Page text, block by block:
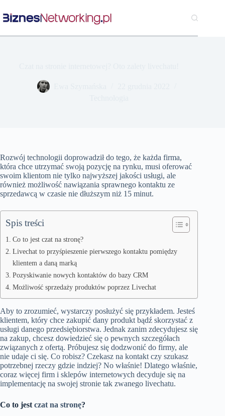
do
treści
Rozwój technologii doprowadził do tego, że każda firma,
która chce utrzymać swoją pozycję na rynku, musi oferować
swoim klientom nie tylko najwyższej jakości usługi, ale
również możliwość nawiązania sprawnego kontaktu ze
sprzedawcą w czasie nie dłuższym niż 15 minut.
Spis treści
Co to jest czat na stronę?
Livechat to przyśpieszenie pierwszego kontaktu pomiędzy
klientem a daną marką
Pozyskiwanie nowych kontaktów do bazy CRM
Możliwość sprzedaży produktów poprzez Livechat
Aby to zrozumieć, wystarczy posłużyć się przykładem. Jesteś
klientem, który chce zakupić dany produkt bądź skorzystać z
usługi danego przedsiębiorstwa. Jednak zanim zdecydujesz się
na zakup, chcesz dowiedzieć się o pewnych szczegółach
związanych z ofertą. Próbujesz się dodzwonić do firmy, ale
nie udaje ci się. Co robisz? Czekasz na kontakt czy szukasz
potrzebnej rzeczy gdzie indziej? No właśnie! Dlatego właśnie,
coraz więcej firm i sklepów internetowych decyduje się na
implementację na swojej stronie tak zwanego livechatu.
Co to jest czat na stronę?